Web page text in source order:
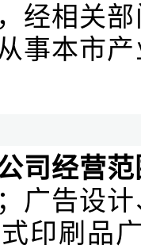
经相关
事本市
司经营
广告设
印刷品